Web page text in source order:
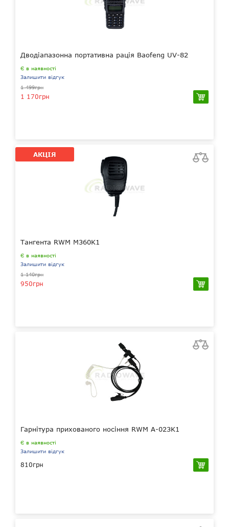
Дводіапазонна портативна рація Baofeng UV-82
Є в наявності
Залишити відгук
1 499грн
1 170грн
Тангента RWM M360K1
Є в наявності
Залишити відгук
АКЦІЯ
1 140грн
950грн
Гарнітура прихованого носіння RWM A-023K1
Є в наявності
Залишити відгук
810грн